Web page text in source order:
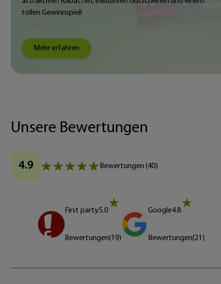
tollen Gewinnspiel!
Mehr erfahren
Unsere Bewertungen
4.9 Bewertungen (40)
First party5.0
Bewertungen(19)
Google4.8
Bewertungen(21 )